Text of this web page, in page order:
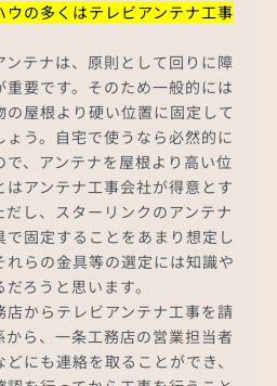
ウの多くはテレビアンテナ工事
ンテナは、原則として回りに障
重要です。そのため一般的には
の屋根より硬い位置に固定して
う。自宅で使うなら必然的に
、アンテナを屋根より高い位
はアンテナ工事会社が得意とす
だし、スターリンクのアンテナ
で固定することをあまり想定し
れらの金具等の選定には知識や
ろうと思います。
店からテレビアンテナ工事を請
から、一条工務店の営業担当者
にも連絡を取ることができ、